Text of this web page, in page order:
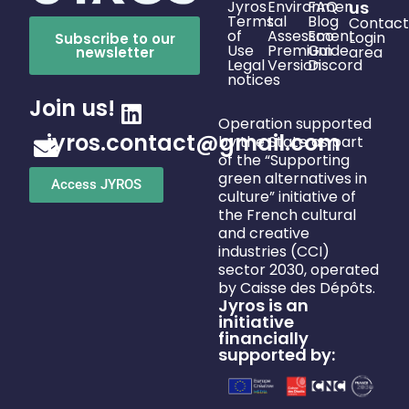
Subscribe to our
newsletter
Join us!
jyros.contact@gmail.com
Access JYROS
Jyros
Terms
of
Use
Legal
notices
Environmen
tal
Assessment
Premium
Version
FAQ
Blog
Eco
Guide
Discord
us
Contact
Login
area
Operation supported
by the State as part
of the “Supporting
green alternatives in
culture” initiative of
the French cultural
and creative
industries (CCI)
sector 2030, operated
by Caisse des Dépôts.
Jyros is an
initiative
financially
supported by: